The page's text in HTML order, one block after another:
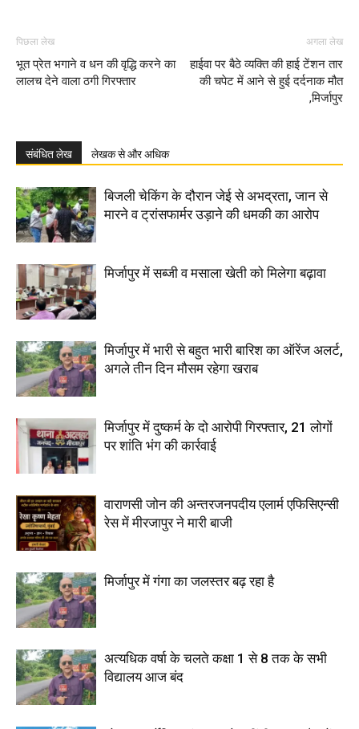
पिछला लेख
भूत प्रेत भगाने व धन की वृद्धि करने का
लालच देने वाला ठगी गिरफ्तार
अगला लेख
हाईवा पर बैठे व्यक्ति की हाई टेंशन तार
की चपेट में आने से हुई दर्दनाक मौत
,मिर्जापुर
संबंधित लेख लेखक से और अधिक
बिजली चेकिंग के दौरान जेई से अभद्रता, जान से
मारने व ट्रांसफार्मर उड़ाने की धमकी का आरोप
मिर्जापुर में सब्जी व मसाला खेती को मिलेगा बढ़ावा
मिर्जापुर में भारी से बहुत भारी बारिश का ऑरेंज अलर्ट,
अगले तीन दिन मौसम रहेगा खराब
मिर्जापुर में दुष्कर्म के दो आरोपी गिरफ्तार, 21 लोगों
पर शांति भंग की कार्रवाई
वाराणसी जोन की अन्तरजनपदीय एलार्म एफिसिएन्सी
रेस में मीरजापुर ने मारी बाजी
मिर्जापुर में गंगा का जलस्तर बढ़ रहा है
अत्यधिक वर्षा के चलते कक्षा 1 से 8 तक के सभी
विद्यालय आज बंद